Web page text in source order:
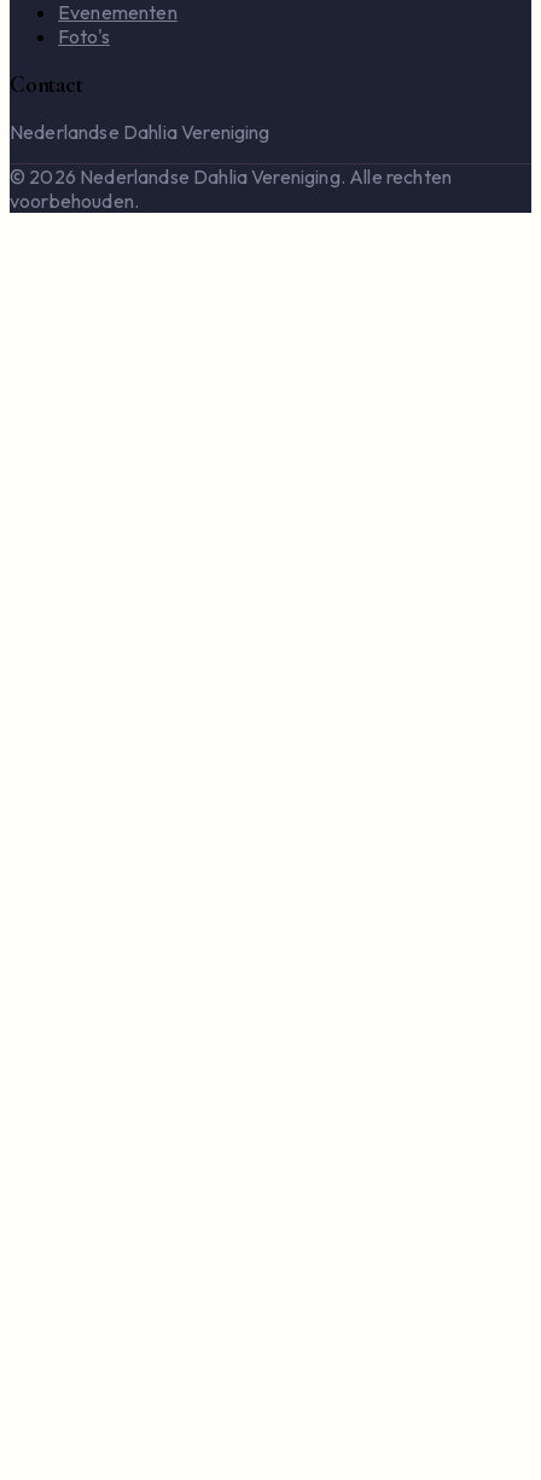
Evenementen
Foto's
Contact
Nederlandse Dahlia Vereniging
© 2026 Nederlandse Dahlia Vereniging. Alle rechten
voorbehouden.